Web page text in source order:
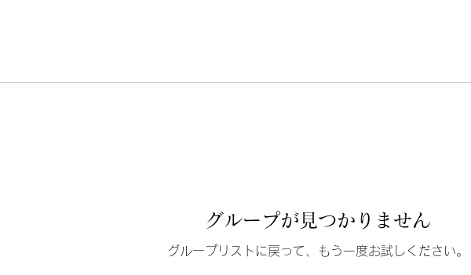
グループが見つかりません
グループリストに戻って、もう一度お試しください。